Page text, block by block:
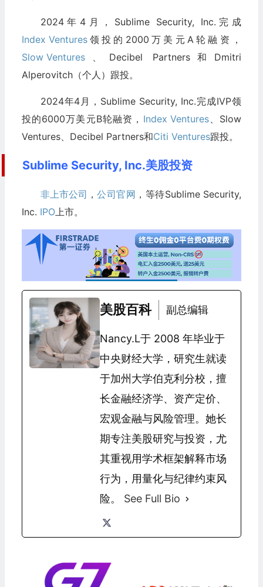
2024年4月，Sublime Security, Inc.完成
Index Ventures领投的2000万美元A轮融资，
Slow Ventures、Decibel Partners和Dmitri
Alperovitch（个人）跟投。
2024年4月，Sublime Security, Inc.完成IVP领
投的6000万美元B轮融资， Index Ventures、Slow
Ventures、Decibel Partners和Citi Ventures跟投。
Sublime Security, Inc.美股投资
非上市公司 ，公司官网 ，等待Sublime Security,
Inc. IPO上市。
美股百科 副总编辑
Nancy.L于 2008 年毕业于
中央财经大学，研究生就读
于加州大学伯克利分校，擅
长金融经济学、资产定价、
宏观金融与风险管理。她长
期专注美股研究与投资，尤
其重视用学术框架解释市场
行为，用量化与纪律约束风
险。 See Full Bio